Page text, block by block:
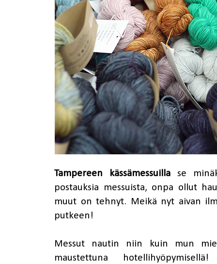
Tampereen kässämessuillase
postauksia messuista, onpa ollut
muut on tehnyt. Meikä nyt aivan
putkeen!
Messut nautin niin kuin mun
maustettuna